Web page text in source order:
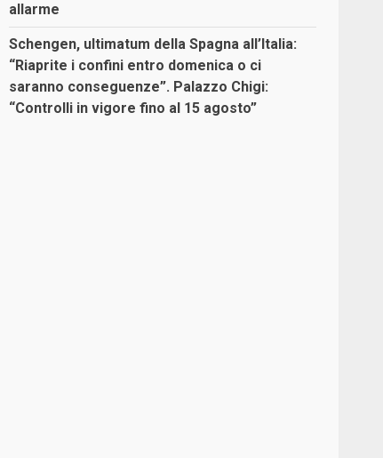
allarme
Schengen, ultimatum della Spagna all’Italia:
“Riaprite i confini entro domenica o ci
saranno conseguenze”. Palazzo Chigi:
“Controlli in vigore fino al 15 agosto”